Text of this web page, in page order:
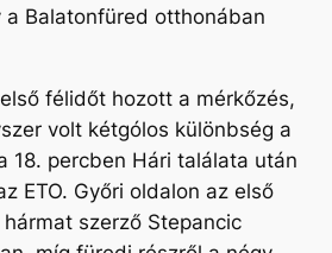
a Balatonfüred otthonában
félidőt hozott a mérkőzés,
volt kétgólos különbség a
18. percben Hári találata után
ETO. Győri oldalon az első
szerző Stepancic